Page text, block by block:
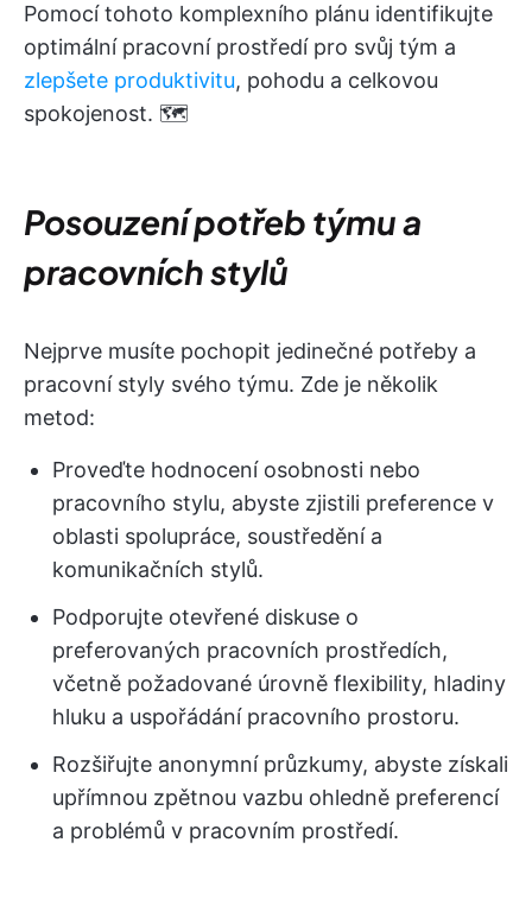
Pomocí tohoto komplexního plánu identifikujte
optimální pracovní prostředí pro svůj tým a
zlepšete produktivitu, pohodu a celkovou
spokojenost. 🗺️
Posouzení potřeb týmu a
pracovních stylů
Nejprve musíte pochopit jedinečné potřeby a
pracovní styly svého týmu. Zde je několik
metod:
Proveďte hodnocení osobnosti nebo
pracovního stylu, abyste zjistili preference v
oblasti spolupráce, soustředění a
komunikačních stylů.
Podporujte otevřené diskuse o
preferovaných pracovních prostředích,
včetně požadované úrovně flexibility, hladiny
hluku a uspořádání pracovního prostoru.
Rozšiřujte anonymní průzkumy, abyste získali
upřímnou zpětnou vazbu ohledně preferencí
a problémů v pracovním prostředí.